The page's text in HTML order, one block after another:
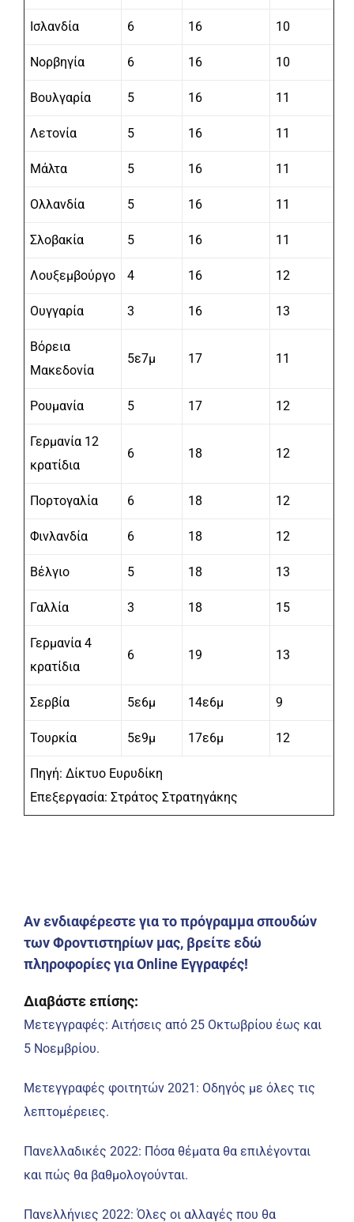
Ισλανδία 6 16 10
Νορβηγία 6 16 10
Βουλγαρία 5 16 11
Λετονία 5 16 11
Μάλτα 5 16 11
Ολλανδία 5 16 11
Σλοβακία 5 16 11
Λουξεμβούργο 4 16 12
Ουγγαρία 3 16 13
Βόρεια
Μακεδονία
5ε7μ 17 11
Ρουμανία 5 17 12
Γερμανία 12
κρατίδια
6 18 12
Πορτογαλία 6 18 12
Φινλανδία 6 18 12
Βέλγιο 5 18 13
Γαλλία 3 18 15
Γερμανία 4
κρατίδια
6 19 13
Σερβία 5ε6μ 14ε6μ 9
Τουρκία 5ε9μ 17ε6μ 12
Πηγή: Δίκτυο Ευρυδίκη
Επεξεργασία: Στράτος Στρατηγάκης
Αν ενδιαφέρεστε για το πρόγραμμα σπουδών
των Φροντιστηρίων μας, βρείτε εδώ
πληροφορίες για Online Εγγραφές!
Διαβάστε επίσης:
Μετεγγραφές: Αιτήσεις από 25 Οκτωβρίου έως και
5 Νοεμβρίου.
Μετεγγραφές φοιτητών 2021: Οδηγός με όλες τις
λεπτομέρειες.
Πανελλαδικές 2022: Πόσα θέματα θα επιλέγονται
και πώς θα βαθμολογούνται.
Πανελλήνιες 2022: Όλες οι αλλαγές που θα